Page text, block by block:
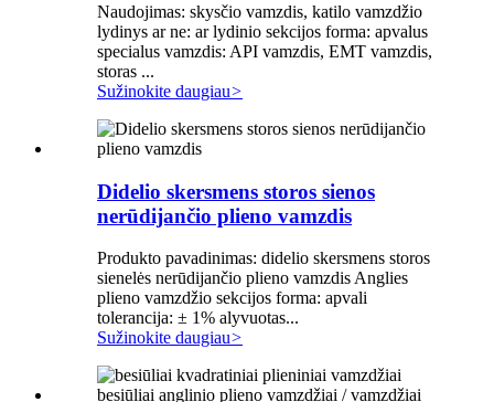
Naudojimas: skysčio vamzdis, katilo vamzdžio
lydinys ar ne: ar lydinio sekcijos forma: apvalus
specialus vamzdis: API vamzdis, EMT vamzdis,
storas ...
Sužinokite daugiau>
Didelio skersmens storos sienos
nerūdijančio plieno vamzdis
Produkto pavadinimas: didelio skersmens storos
sienelės nerūdijančio plieno vamzdis Anglies
plieno vamzdžio sekcijos forma: apvali
tolerancija: ± 1% alyvuotas...
Sužinokite daugiau>